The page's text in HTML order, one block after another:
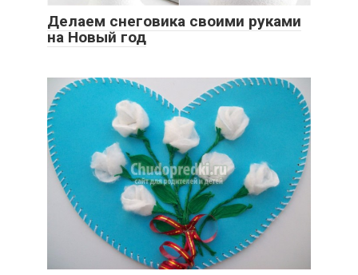
Делаем снеговика своими руками
на Новый год